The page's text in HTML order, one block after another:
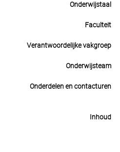
Onderwijstaal
Faculteit
Verantwoordelijke vakgroep
Onderwijsteam
Onderdelen en contacturen
Inhoud